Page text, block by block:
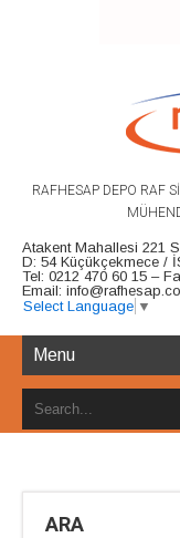
RAFHESAP DEPO RAF
Atakent Mahallesi 221
D: 54 Küçükçekmece /
Tel: 0212 470 60 15 –
Email:
Select Language ▼
Menu
ARA